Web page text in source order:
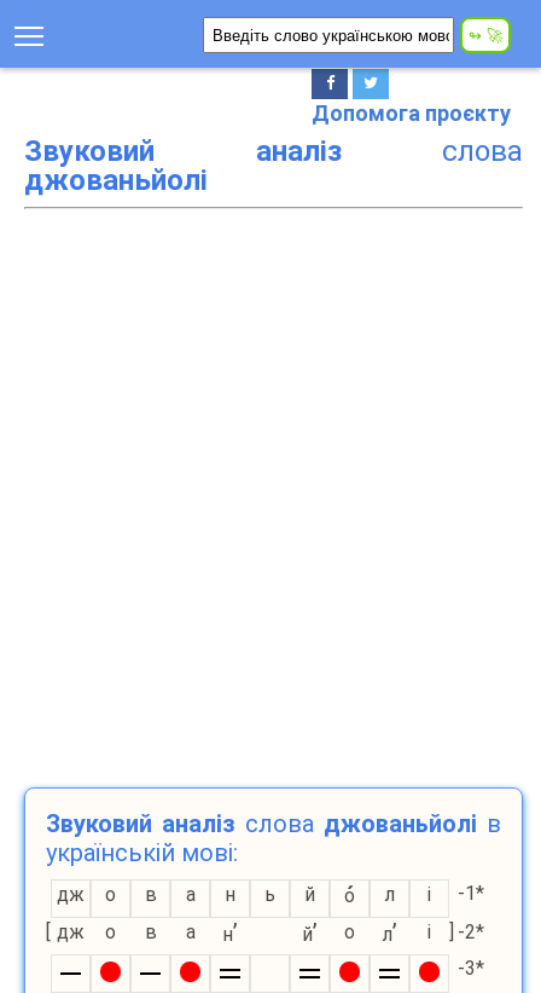
Допомога проєкту
Звуковий аналізслова
джованьйолі
Звуковий аналіз слова джованьйолі в
українській мові:
дж о в а н ь й о л і
-1*
[ дж о в а н’ й’ о л’ і ] -2*
-3*